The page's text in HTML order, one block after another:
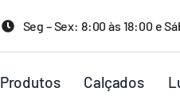
Seg – Sex: 8:00 às 18:00 e
Produtos Calçados